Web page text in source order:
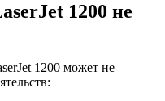
1200 не
1200 может не